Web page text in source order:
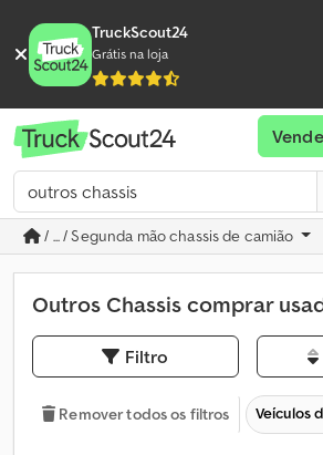
TruckScout24
Grátis na loja
/ ... / Segunda mão chassis de camião
Outros Chassis comprar
Filtro
Remover todos os filtros Veículos